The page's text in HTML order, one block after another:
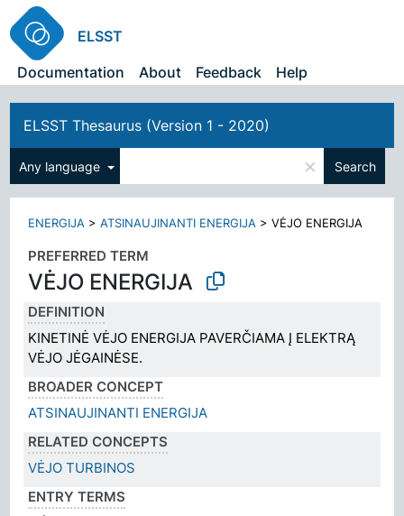
ELSST
Documentation
About Feedback Help
ELSST Thesaurus (Version 1 - 2020)
Any language × Search
ENERGIJA >ATSINAUJINANTI ENERGIJA >VĖJO ENERGIJA
PREFERRED TERM
VĖJO ENERGIJA
DEFINITION
KINETINĖ VĖJO ENERGIJA PAVERČIAMA Į ELEKTRĄ
VĖJO JĖGAINĖSE.
BROADER CONCEPT
ATSINAUJINANTI ENERGIJA
RELATED CONCEPTS
VĖJO TURBINOS
ENTRY TERMS